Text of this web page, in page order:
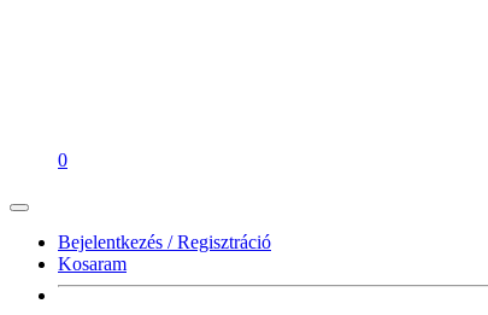
0
Bejelentkezés / Regisztráció
Kosaram